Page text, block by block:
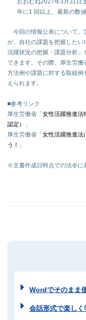
おおむね2027年3月31日
年に1 回以上、最新の数
今回の情報公表について、
が、自社の課題を把握した
活躍状況の把握・課題分析
できます。その際、厚生労
方法例や課題に対する取組
えられます。
■参考リンク
厚生労働省「 女性活躍推進法
認定）
」
厚生労働省「 女性活躍推進法
う！
」
※文書作成日時点での法令に
Wordでそのまま
会話形式で楽し